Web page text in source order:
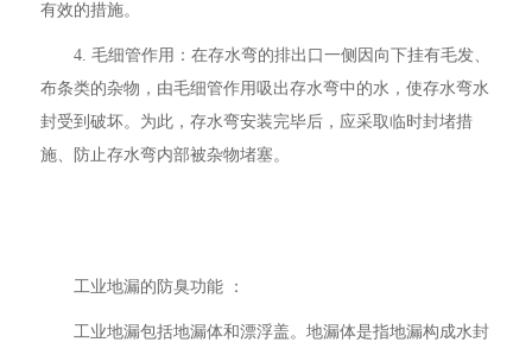
有效的措施。
4. 毛细管作用：在存水弯的排出口一侧因向下挂有毛发、
布条类的杂物，由毛细管作用吸出存水弯中的水，使存水弯水
封受到破坏。为此，存水弯安装完毕后，应采取临时封堵措
施、防止存水弯内部被杂物堵塞。
工业地漏的防臭功能 ：
工业地漏包括地漏体和漂浮盖。地漏体是指地漏构成水封